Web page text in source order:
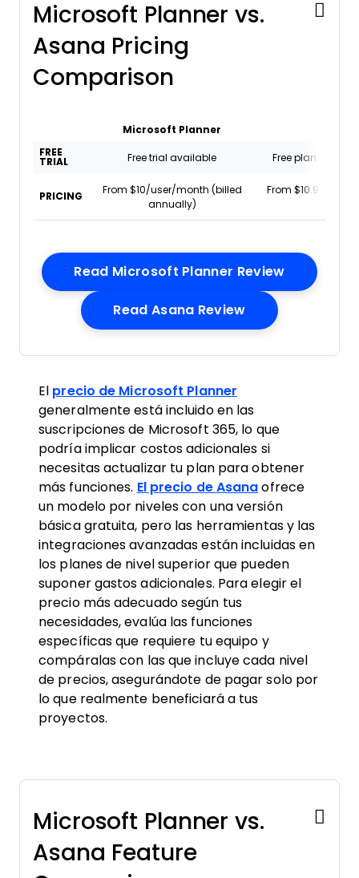
Microsoft Planner vs.
Asana Pricing
Comparison
Microsoft Planner
FREE
TRIAL
Free trial available Free plan + free
PRICING
From $10/user/month (billed
annually)
From $10.99/
Read Microsoft Planner ReviewOpens
Read Asana ReviewOpens New
El precio de Microsoft Planner
generalmente está incluido en las
suscripciones de Microsoft 365, lo que
podría implicar costos adicionales si
necesitas actualizar tu plan para obtener
más funciones. El precio de Asana ofrece
un modelo por niveles con una versión
básica gratuita, pero las herramientas y las
integraciones avanzadas están incluidas en
los planes de nivel superior que pueden
suponer gastos adicionales. Para elegir el
precio más adecuado según tus
necesidades, evalúa las funciones
específicas que requiere tu equipo y
compáralas con las que incluye cada nivel
de precios, asegurándote de pagar solo por
lo que realmente beneficiará a tus
proyectos.
Microsoft Planner vs.
Asana Feature